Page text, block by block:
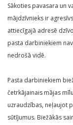
Sākoties pavasara un
mājdzīvnieks ir
attiecīgajā adresē
pasta darbiniekiem
nedrošā vidē.
Pasta darbiniekiem
četrkājainais mājas
uzraudzības, neļaujot
sūtījumus. Biežākās